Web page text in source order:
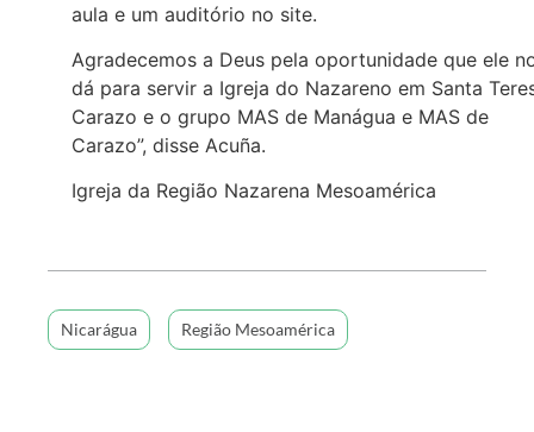
aula e um auditório no site.
Agradecemos a Deus pela oportunidade que ele
dá para servir a Igreja do Nazareno em Santa
Carazo e o grupo MAS de Manágua e MAS de
Carazo”, disse Acuña.
Igreja da Região Nazarena Mesoamérica
Nicarágua Região Mesoamérica